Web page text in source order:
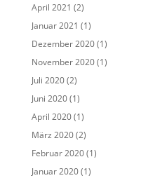
April 2021 (2)
Januar 2021 (1)
Dezember 2020(1)
November 2020(1)
Juli 2020(2)
Juni 2020(1)
April 2020(1)
März 2020(2)
Februar 2020(1)
Januar 2020(1)